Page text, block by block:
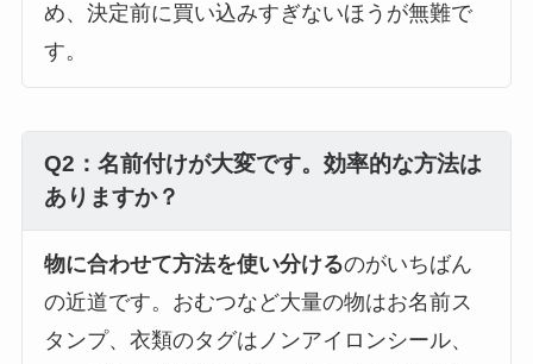
め、決定前に買い込みすぎないほうが無難で
す。
Q2：名前付けが大変です。効率的な方法は
ありますか？
物に合わせて方法を使い分けるのがいちばん
の近道です。おむつなど大量の物はお名前ス
タンプ、衣類のタグはノンアイロンシール、